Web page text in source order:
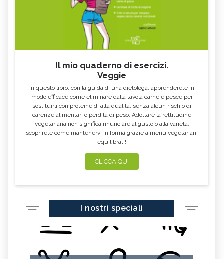
Il mio quaderno di esercizi.
Veggie
In questo libro, con la guida di una dietologa, apprenderete in
modo efficace come eliminare dalla tavola carne e pesce per
sostituirli con proteine di alta qualità, senza alcun rischio di
carenze alimentari o perdita di peso. Adottare la rettitudine
vegetariana non significa rinunciare al gusto o alla varietà:
scoprirete come mantenervi in forma grazie a menu vegetariani
equilibrati!
CLICCA QUI
I nostri speciali